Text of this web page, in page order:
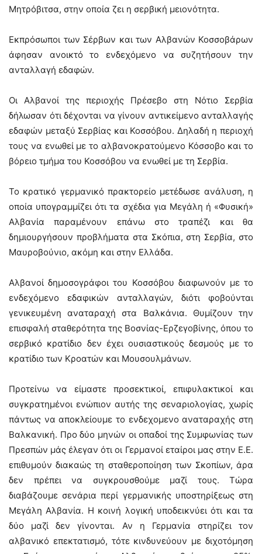
Μητρόβιτσα, στην οποία ζει η σερβική μειονότητα.
Εκπρόσωποι των Σέρβων και των Αλβανών Κοσσοβάρων
άφησαν ανοικτό το ενδεχόμενο να συζητήσουν την
ανταλλαγή εδαφών.
Οι Αλβανοί της περιοχής Πρέσεβο στη Νότιο Σερβία
δήλωσαν ότι δέχονται να γίνουν αντικείμενο ανταλλαγής
εδαφών μεταξύ Σερβίας και Κοσσόβου. Δηλαδή η περιοχή
τους να ενωθεί με το αλβανοκρατούμενο Κόσσοβο και το
βόρειο τμήμα του Κοσσόβου να ενωθεί με τη Σερβία.
Το κρατικό γερμανικό πρακτορείο μετέδωσε ανάλυση, η
οποία υπογραμμίζει ότι τα σχέδια για Μεγάλη ή «Φυσική»
Αλβανία παραμένουν επάνω στο τραπέζι και θα
δημιουργήσουν προβλήματα στα Σκόπια, στη Σερβία, στο
Μαυροβούνιο, ακόμη και στην Ελλάδα.
Αλβανοί δημοσογράφοι του Κοσσόβου διαφωνούν με το
ενδεχόμενο εδαφικών ανταλλαγών, διότι φοβούνται
γενικευμένη αναταραχή στα Βαλκάνια. Θυμίζουν την
επισφαλή σταθερότητα της Βοσνίας-Ερζεγοβίνης, όπου το
σερβικό κρατίδιο δεν έχει ουσιαστικούς δεσμούς με το
κρατίδιο των Κροατών και Μουσουλμάνων.
Προτείνω να είμαστε προσεκτικοί, επιφυλακτικοί και
συγκρατημένοι ενώπιον αυτής της σεναριολογίας, χωρίς
πάντως να αποκλείουμε το ενδεχομενο αναταραχής στη
Βαλκανική. Προ δύο μηνών οι οπαδοί της Συμφωνίας των
Πρεσπών μάς έλεγαν ότι οι Γερμανοί εταίροι μας στην Ε.Ε.
επιθυμούν διακαώς τη σταθεροποίηση των Σκοπίων, άρα
δεν πρέπει να συγκρουσθούμε μαζί τους. Τώρα
διαβάζουμε σενάρια περί γερμανικής υποστηρίξεως στη
Μεγάλη Αλβανία. Η κοινή λογική υποδεικνύει ότι και τα
δύο μαζί δεν γίνονται. Αν η Γερμανία στηρίζει τον
αλβανικό επεκτατισμό, τότε κινδυνεύουν με διχοτόμηση